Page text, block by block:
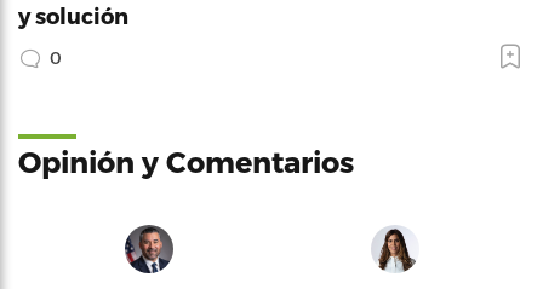
y solución
0
Opinión y Comentarios